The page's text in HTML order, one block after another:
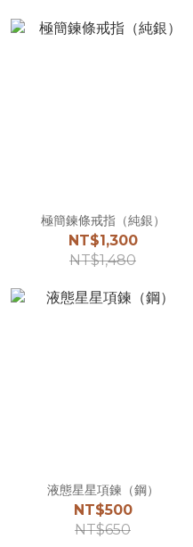
極簡鍊條戒指（純銀）
NT$1,300
NT$1,480
液態星星項鍊（鋼）
NT$500
NT$650